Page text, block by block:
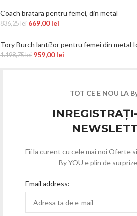
Coach bratara pentru femei, din metal
836,25lei 669,00lei
Tory Burch lanti?or pentru femei din metal
1.198,75lei 959,00lei
TOT CE E NOU LA
Fii la curent cu cele mai noi Oferte
By YOU e plin de
Email address: